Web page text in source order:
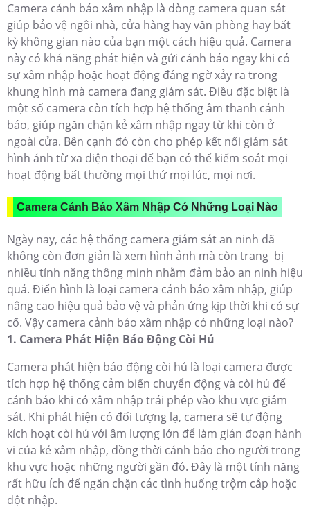
Camera cảnh báo xâm nhập là dòng camera quan sát
giúp bảo vệ ngôi nhà, cửa hàng hay văn phòng hay bất
kỳ không gian nào của bạn một cách hiệu quả. Camera
này có khả năng phát hiện và gửi cảnh báo ngay khi có
sự xâm nhập hoặc hoạt động đáng ngờ xảy ra trong
khung hình mà camera đang giám sát. Điều đặc biệt là
một số camera còn tích hợp hệ thống âm thanh cảnh
báo, giúp ngăn chặn kẻ xâm nhập ngay từ khi còn ở
ngoài cửa. Bên cạnh đó còn cho phép kết nối giám sát
hình ảnh từ xa điện thoại để bạn có thể kiểm soát mọi
hoạt động bất thường mọi thứ mọi lúc, mọi nơi.
Camera Cảnh Báo Xâm Nhập Có Những Loại Nào
Ngày nay, các hệ thống camera giám sát an ninh đã
không còn đơn giản là xem hình ảnh mà còn trang bị
nhiều tính năng thông minh nhằm đảm bảo an ninh hiệu
quả. Điển hình là loại camera cảnh báo xâm nhập, giúp
nâng cao hiệu quả bảo vệ và phản ứng kịp thời khi có sự
cố. Vậy camera cảnh báo xâm nhập có những loại nào?
1. Camera Phát Hiện Báo Động Còi Hú
Camera phát hiện báo động còi hú là loại camera được
tích hợp hệ thống cảm biến chuyển động và còi hú để
cảnh báo khi có xâm nhập trái phép vào khu vực giám
sát. Khi phát hiện có đối tượng lạ, camera sẽ tự động
kích hoạt còi hú với âm lượng lớn để làm gián đoạn hành
vi của kẻ xâm nhập, đồng thời cảnh báo cho người trong
khu vực hoặc những người gần đó. Đây là một tính năng
rất hữu ích để ngăn chặn các tình huống trộm cắp hoặc
đột nhập.